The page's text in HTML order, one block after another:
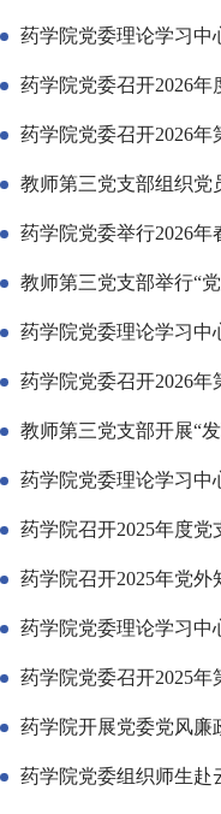
药学院党委理论学习中
药学院党委召开2026
药学院党委召开2026
教师第三党支部组织党
药学院党委举行2026
教师第三党支部举行“
药学院党委理论学习中
药学院党委召开2026
教师第三党支部开展“
药学院党委理论学习中
药学院召开2025年度
药学院召开2025年党外
药学院党委理论学习中
药学院党委召开2025
药学院开展党委党风廉
药学院党委组织师生赴